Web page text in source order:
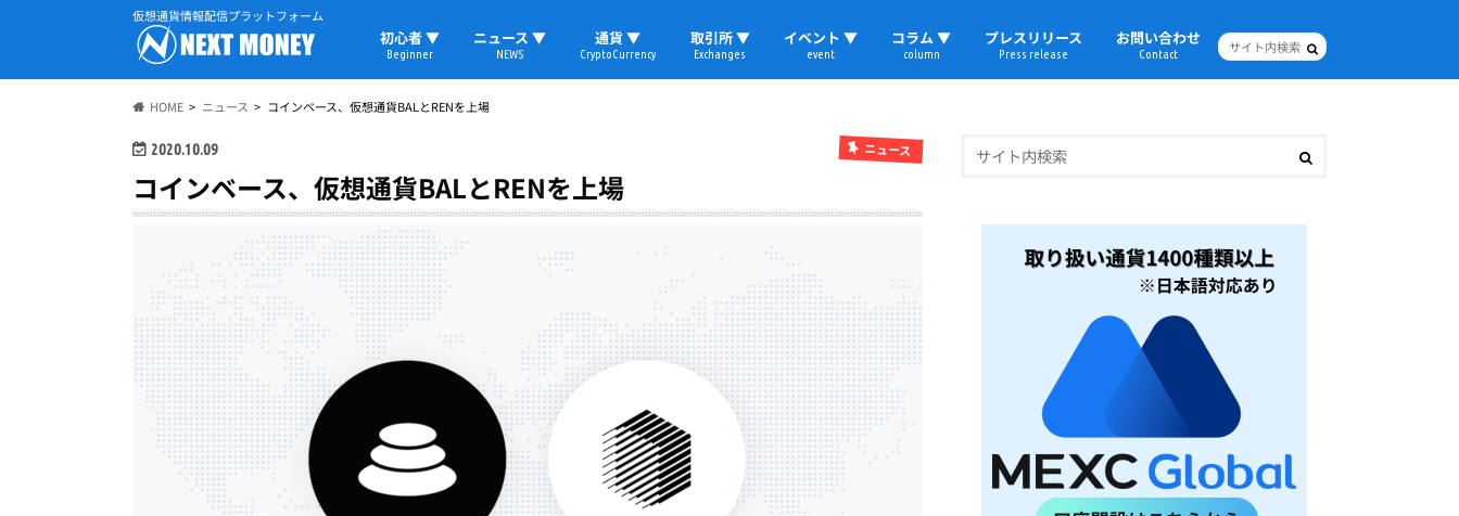
仮想通貨情報配信プラットフォーム
初心者 ▼
Beginner
ニュース ▼
NEWS
通貨 ▼
CryptoCurrency
取引所 ▼
Exchanges
イベント ▼
event
コラム ▼
column
プレスリリース
Press release
お問い合わせ
Contact
HOME ニュース コインベース、仮想通貨BALとRENを上場
2020.10.09 ニュース
コインベース、仮想通貨BALとRENを上場